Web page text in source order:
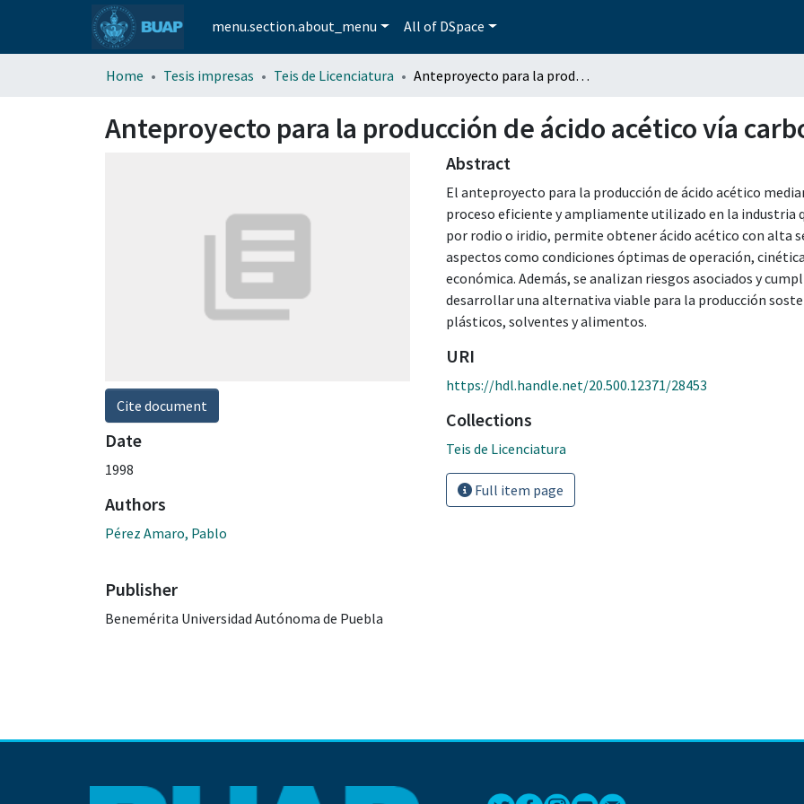
menu.section.about_menu All of DSpace
Home Tesis impresas Teis de Licenciatura Anteproyecto para la producción de ácido acético vía carbonilacion de metanol
Anteproyecto para la producción de ácido acético vía
Cite document
Date
1998
Authors
Pérez Amaro, Pablo
Publisher
Benemérita Universidad Autónoma de Puebla
Abstract
El anteproyecto para la producción de ácido acético
proceso eficiente y ampliamente utilizado en la industria
por rodio o iridio, permite obtener ácido acético con alta
aspectos como condiciones óptimas de operación,
económica. Además, se analizan riesgos asociados y
desarrollar una alternativa viable para la producción
plásticos, solventes y alimentos.
URI
https://hdl.handle.net/20.500.12371/28453
Collections
Teis de Licenciatura
Full item page